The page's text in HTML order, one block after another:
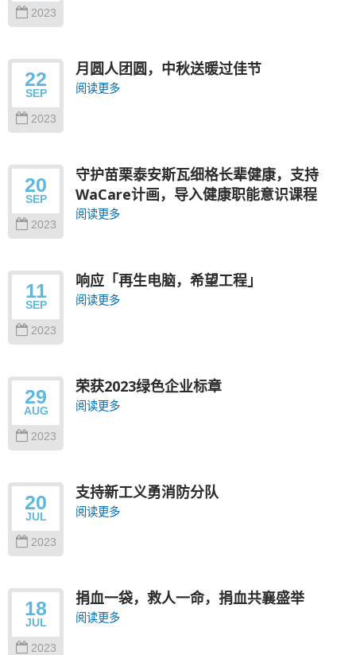
2023
22
SEP
2023
月圆人团圆，中秋送暖过佳节
阅读更多
20
SEP
2023
守护苗栗泰安斯瓦细格长辈健康，支持
WaCare计画，导入健康职能意识课程
阅读更多
11
SEP
2023
响应「再生电脑，希望工程」
阅读更多
29
AUG
2023
荣获2023绿色企业标章
阅读更多
20
JUL
2023
支持新工义勇消防分队
阅读更多
18
JUL
2023
捐血一袋，救人一命，捐血共襄盛举
阅读更多